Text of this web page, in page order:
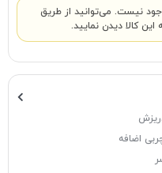
نیست. می‌توانید از طریق
این کالا دیدن نمایید.
اضافه